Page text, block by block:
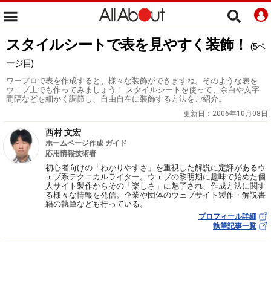
スタイルシートで表を見やすく装飾！
(5ペ
ージ目)
ワープロで表を作成すると、様々な装飾ができますね。そのような表を
ウェブ上でも作ってみましょう！ スタイルシートを使って、余白や文字
間隔などを細かく調節し、自由自在に装飾する方法をご紹介。
更新日： 2006年10月08日
西村 文宏
ホームページ作成 ガイド
応用情報技術者
初心者向けの「わかりやすさ」を重視した解説に定評があるウ
ェブ系テクニカルライター。ウェブの黎明期に趣味で始めた個
人サイト製作からその「楽しさ」に魅了され、作成方法に関す
る様々な情報を発信。企業や団体のウェブサイト製作・解説書
籍の執筆なども行っている。
プロフィール詳細
執筆記事一覧